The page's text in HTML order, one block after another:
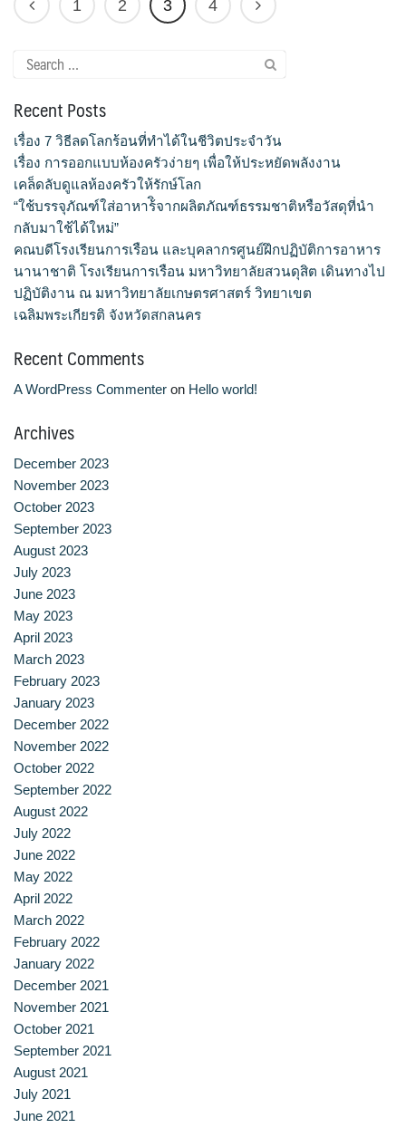
1 2 3 4
Search
for:
Recent Posts
เรื่อง 7 วิธีลดโลกร้อนที่ทำได้ในชีวิตประจำวัน
เรื่อง การออกแบบห้องครัวง่ายๆ เพื่อให้ประหยัดพลังงาน
เคล็ดลับดูแลห้องครัวให้รักษ์โลก
“ใช้บรรจุภัณฑ์ใส่อาหาร้ิจากผลิตภัณฑ์ธรรมชาติหรือวัสดุที่นำ
กลับมาใช้ได้ใหม่”
คณบดีโรงเรียนการเรือน และบุคลากรศูนย์ฝึกปฏิบัติการอาหาร
นานาชาติ โรงเรียนการเรือน มหาวิทยาลัยสวนดุสิต เดินทางไป
ปฏิบัติงาน ณ มหาวิทยาลัยเกษตรศาสตร์ วิทยาเขต
เฉลิมพระเกียรติ จังหวัดสกลนคร
Recent Comments
A WordPress Commenter on Hello world!
Archives
December 2023
November 2023
October 2023
September 2023
August 2023
July 2023
June 2023
May 2023
April 2023
March 2023
February 2023
January 2023
December 2022
November 2022
October 2022
September 2022
August 2022
July 2022
June 2022
May 2022
April 2022
March 2022
February 2022
January 2022
December 2021
November 2021
October 2021
September 2021
August 2021
July 2021
June 2021